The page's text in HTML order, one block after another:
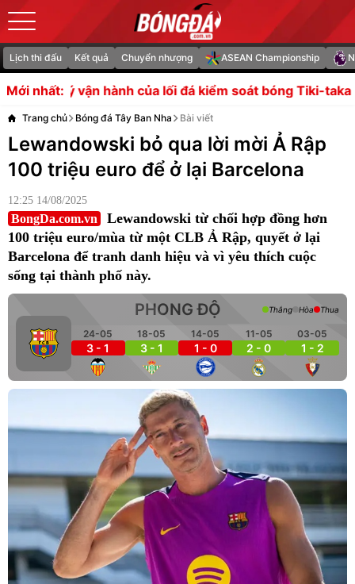
Lịch thi đấu Kết quả Chuyển nhượng ASEAN Championship
Mới nhất:
của lối đá kiểm soát bóng Tiki-taka Người đại diện
Trang chủ Bóng đá Tây Ban Nha Bài viết
Lewandowski bỏ qua lời mời Ả Rập
100 triệu euro để ở lại Barcelona
12:25 14/08/2025
BongDa.com.vn
Lewandowski từ chối hợp đồng hơn
100 triệu euro/mùa từ một CLB Ả Rập, quyết ở lại
Barcelona để tranh danh hiệu và vì yêu thích cuộc
sống tại thành phố này.
PHONG ĐỘ
24-05
3 - 1
18-05
3 - 1
14-05
1 - 0
11-05
2 - 0
03-05
1 - 2
Thắng Hòa Thua